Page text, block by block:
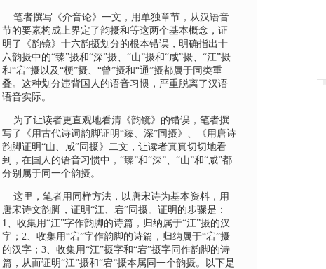
笔者撰写《介音论》一文，用单独章节，从汉语音
节的要素构成上界定了韵摄和等这两个基本概念，证
明了《韵镜》十六韵摄划分的根本错误，明确指出十
六韵摄中的“臻”摄和“深”摄、“山”摄和“咸”摄、“江”摄
和“宕”摄以及“梗”摄、“曾”摄和“通”摄都属于同类重
叠。这种划分违背国人的语音习惯，严重脱离了汉语
语音实际。
为了让读者更直观地看清《韵镜》的错误，笔者撰
写了《用古代诗词韵脚证明“臻、深”同摄》、《用唐诗
韵脚证明“山、咸”同摄》二文，让读者真真切切地看
到，在国人的语音习惯中，“臻”和“深”、“山”和“咸”都
分别属于同一个韵摄。
这里，笔者用同样方法，以唐宋诗为基本资料，用
唐宋诗文韵脚，证明“江、宕”同摄。证明的步骤是 ：
1
、收集用“江”字作韵脚的诗篇，归纳属于“江”摄的汉
字； 2 、收集用“宕”字作韵脚的诗篇，归纳属于“宕”摄
的汉字； 3 、收集用“江”摄字和“宕”摄字同作韵脚的诗
篇，从而证明“江”摄和“宕”摄本属同一个韵摄。以下是